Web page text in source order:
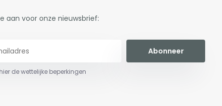
aan voor onze nieuwsbrief:
Abonneer
de wettelijke beperkingen